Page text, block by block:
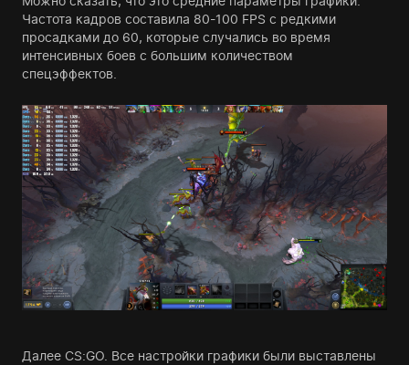
Частота кадров составила 80-100 FPS с редкими
просадками до 60, которые случались во время
интенсивных боев с большим количеством
спецэффектов.
Далее CS:GO. Все настройки графики были выставлены